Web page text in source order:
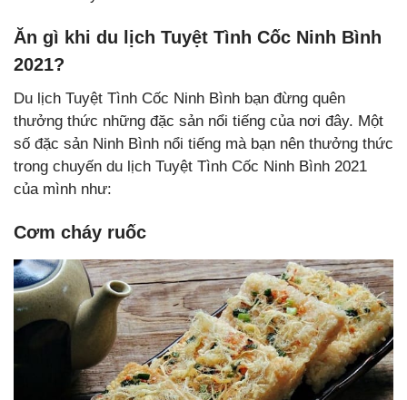
Ăn gì khi du lịch Tuyệt Tình Cốc Ninh Bình
2021?
Du lịch Tuyệt Tình Cốc Ninh Bình bạn đừng quên
thưởng thức những đặc sản nổi tiếng của nơi đây. Một
số đặc sản Ninh Bình nổi tiếng mà bạn nên thưởng thức
trong chuyến du lịch Tuyệt Tình Cốc Ninh Bình 2021
của mình như:
Cơm cháy ruốc